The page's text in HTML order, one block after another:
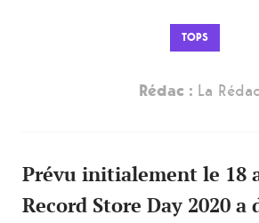
Chroniques
TOPS
Rédac : La Rédac
Prévu initialement le 18
Record Store Day 2020 a